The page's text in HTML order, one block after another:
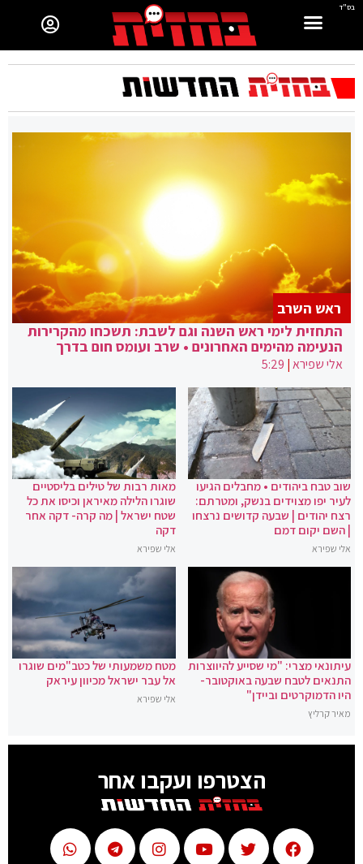
בס"ד
התחזית לימי ראש השנה וגם לשבת: תשכחו מהקרירות
הנעימה מהימים האחרונים • שרב ועומס חום בדרך
אלי שפירא|
5:29
ראש השרב
שוב טבח ביהודים • מחבלים הגיעו
לעיר יפו מצוידים בנשק, ומטרתם:
רצח יהודים | שבעה קדושים נרצחו
| השם יקום דמם
אלי שפירא
מאות רבות של טילים בליסטיים
שוגרו הלילה מאיראן וכיסו את כל
שטח ישראל | מה קרה- דקה אחר
דקה
אלי שפירא
עיתונאי מצרי: "מי שסייע להיווצרות
התנאים לטבח שבעה באוקטובר-
היו הדמוקרטים וביידן"
מאיר קרליץ
מטח משמעותי של כטב"מים שוגרו
אל עבר ישראל מכיוון עיראק
אלי שפירא
הצטרפו ועקבו אחר